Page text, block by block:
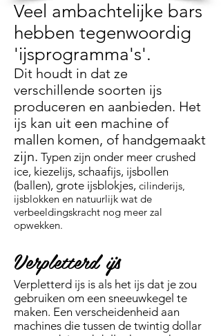
Veel ambachtelijke bars
hebben tegenwoordig
'ijsprogramma's'.
Dit houdt in dat ze
verschillende soorten ijs
produceren en aanbieden. Het
ijs kan uit een machine of
mallen komen, of handgemaakt
zijn. Typen zijn onder meer crushed
ice, kiezelijs, schaafijs, ijsbollen
(ballen), grote ijsblokjes, cilinderijs,
ijsblokken en natuurlijk wat de
verbeeldingskracht nog meer zal
opwekken.
Verpletterd ijs
Verpletterd ijs is als het ijs dat je zou
gebruiken om een sneeuwkegel te
maken. Een verscheidenheid aan
machines die tussen de twintig dollar